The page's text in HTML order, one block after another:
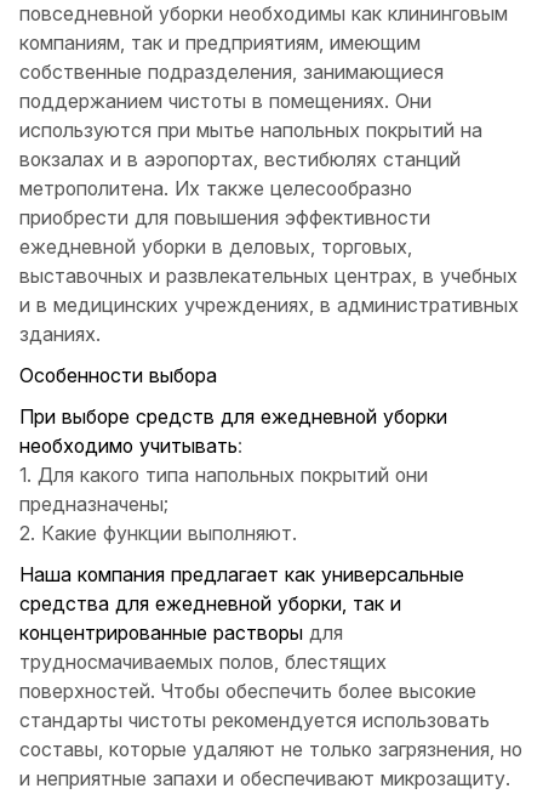
повседневной уборки необходимы как клининговым
компаниям, так и предприятиям, имеющим
собственные подразделения, занимающиеся
поддержанием чистоты в помещениях. Они
используются при мытье напольных покрытий на
вокзалах и в аэропортах, вестибюлях станций
метрополитена. Их также целесообразно
приобрести для повышения эффективности
ежедневной уборки в деловых, торговых,
выставочных и развлекательных центрах, в учебных
и в медицинских учреждениях, в административных
зданиях.
Особенности выбора
При выборе средств для ежедневной уборки
необходимо учитывать:
1. Для какого типа напольных покрытий они
предназначены;
2. Какие функции выполняют.
Наша компания предлагает как универсальные
средства для ежедневной уборки, так и
концентрированные растворы для
трудносмачиваемых полов, блестящих
поверхностей. Чтобы обеспечить более высокие
стандарты чистоты рекомендуется использовать
составы, которые удаляют не только загрязнения, но
и неприятные запахи и обеспечивают микрозащиту.